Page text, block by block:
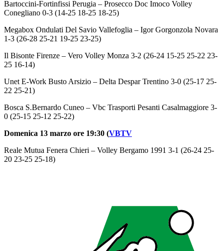
Bartoccini-Fortinfissi Perugia – Prosecco Doc Imoco Volley
Conegliano 0-3 (14-25 18-25 18-25)
Megabox Ondulati Del Savio Vallefoglia – Igor Gorgonzola Novara
1-3 (26-28 25-21 19-25 23-25)
Il Bisonte Firenze – Vero Volley Monza 3-2 (26-24 15-25 25-22 23-
25 16-14)
Unet E-Work Busto Arsizio – Delta Despar Trentino 3-0 (25-17 25-
22 25-21)
Bosca S.Bernardo Cuneo – Vbc Trasporti Pesanti Casalmaggiore 3-
0 (25-15 25-12 25-22)
Domenica 13 marzo ore 19:30 (VBTV
Reale Mutua Fenera Chieri – Volley Bergamo 1991 3-1 (26-24 25-
20 23-25 25-18)